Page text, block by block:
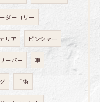
ダーコリー
リア ピンシャー
ーバー 車
手術